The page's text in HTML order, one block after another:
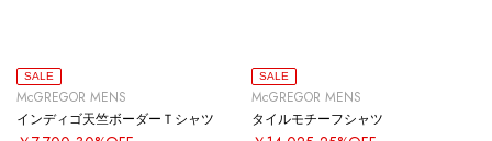
SALE
McGREGOR MENS
インディゴ天竺ボーダーＴシャツ
SALE
McGREGOR MENS
タイルモチーフシャツ